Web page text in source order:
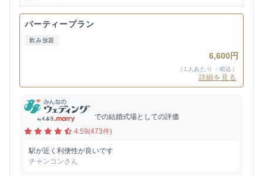
パーティープラン
飲み放題
6,600円
（1人あたり・税込）
詳細を見る
での結婚式場としての評価
4.59(473件)
駅が近く利便性が良いです
チャンコンさん